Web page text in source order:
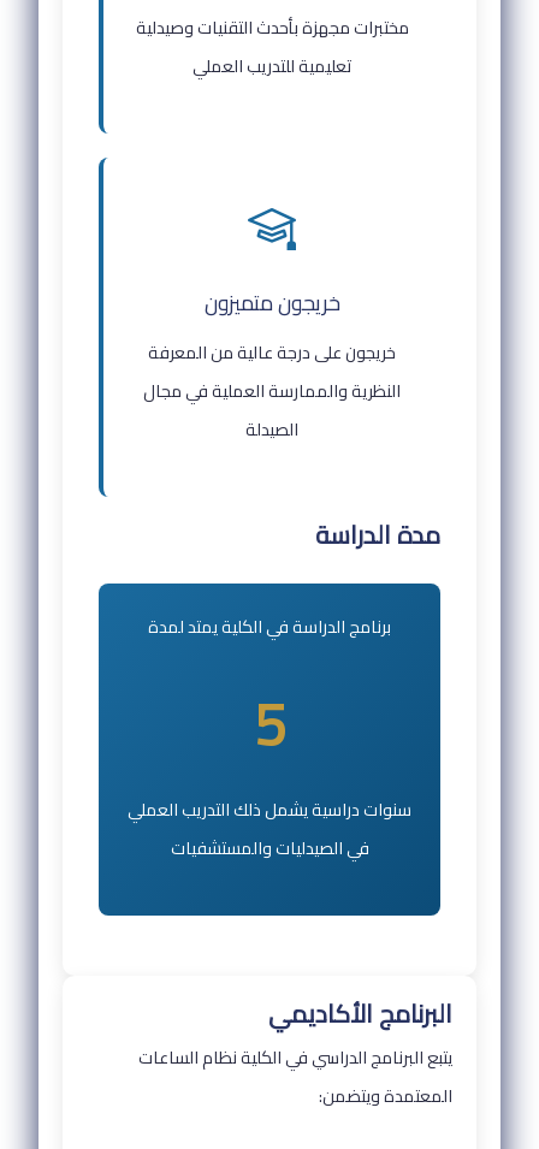
مختبرات مجهزة بأحدث التقنيات وصيدلية
تعليمية للتدريب العملي
خريجون متميزون
خريجون على درجة عالية من المعرفة
النظرية والممارسة العملية في مجال
الصيدلة
مدة الدراسة
برنامج الدراسة في الكلية يمتد لمدة
5
سنوات دراسية يشمل ذلك التدريب العملي
في الصيدليات والمستشفيات
البرنامج الأكاديمي
يتبع البرنامج الدراسي في الكلية نظام الساعات
المعتمدة ويتضمن: